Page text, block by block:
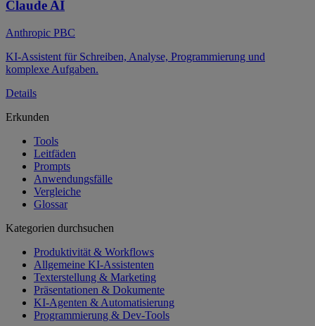
Claude AI
Anthropic PBC
KI-Assistent für Schreiben, Analyse, Programmierung und
komplexe Aufgaben.
Details
Erkunden
Tools
Leitfäden
Prompts
Anwendungsfälle
Vergleiche
Glossar
Kategorien durchsuchen
Produktivität & Workflows
Allgemeine KI-Assistenten
Texterstellung & Marketing
Präsentationen & Dokumente
KI-Agenten & Automatisierung
Programmierung & Dev-Tools